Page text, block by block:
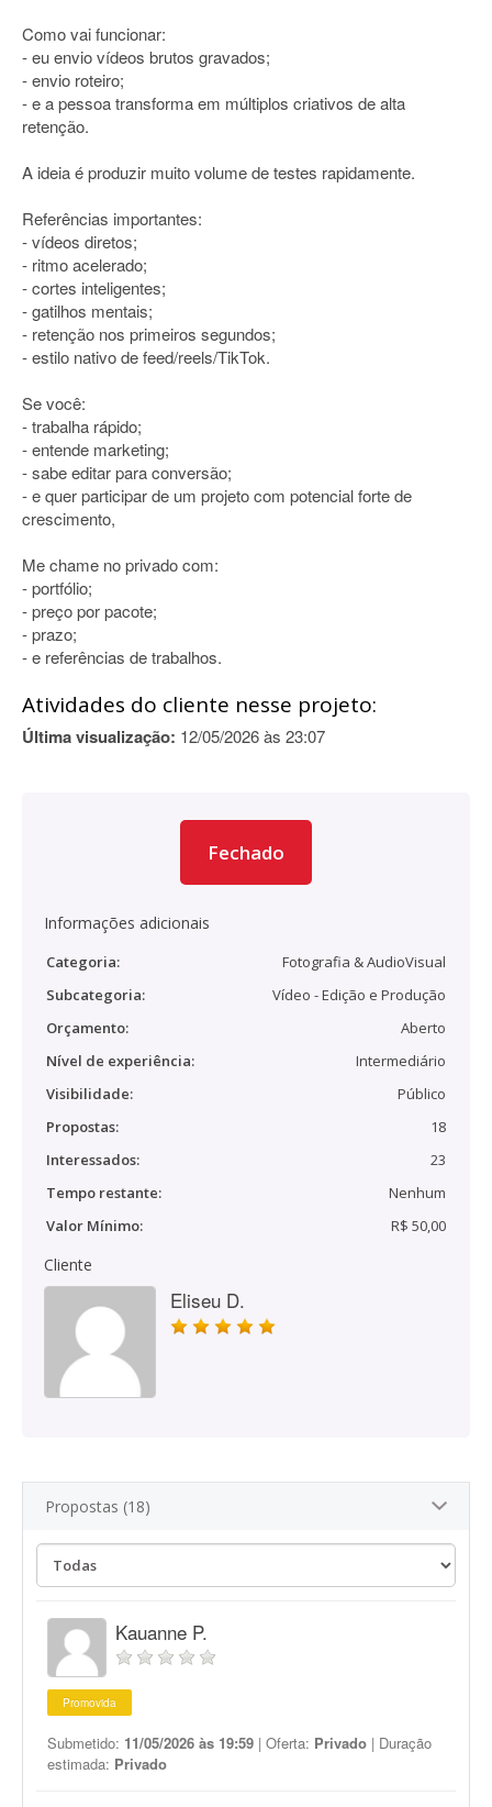
Como vai funcionar:
- eu envio vídeos brutos gravados;
- envio roteiro;
- e a pessoa transforma em múltiplos criativos de alta
retenção.
A ideia é produzir muito volume de testes rapidamente.
Referências importantes:
- vídeos diretos;
- ritmo acelerado;
- cortes inteligentes;
- gatilhos mentais;
- retenção nos primeiros segundos;
- estilo nativo de feed/reels/TikTok.
Se você:
- trabalha rápido;
- entende marketing;
- sabe editar para conversão;
- e quer participar de um projeto com potencial forte de
crescimento,
Me chame no privado com:
- portfólio;
- preço por pacote;
- prazo;
- e referências de trabalhos.
Atividades do cliente nesse projeto:
Última visualização: 12/05/2026 às 23:07
Fechado
Informações adicionais
Categoria:
Fotografia & AudioVisual
Subcategoria:
Vídeo - Edição e Produção
Orçamento:
Aberto
Nível de experiência:
Intermediário
Visibilidade:
Público
Propostas:
18
Interessados:
23
Tempo restante:
Nenhum
Valor Mínimo:
R$ 50,00
Cliente
Eliseu D.
Propostas (18)
Kauanne P.
Promovida
Submetido: 11/05/2026 às 19:59 | Oferta: Privado | Duração
estimada: Privado